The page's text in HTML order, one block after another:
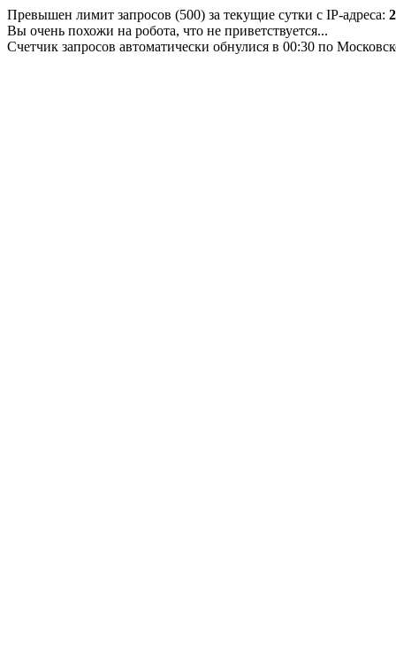
Превышен лимит запросов (500) за текущие сутки с IP-адреса:
Вы очень похожи на робота, что не приветствуется...
Счетчик запросов автоматически обнулися в 00:30 по